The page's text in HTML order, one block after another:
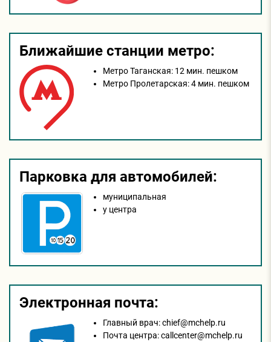
Ближайшие станции метро:
Метро Таганская: 12 мин. пешком
Метро Пролетарская:4 мин. пешком
Парковка для автомобилей:
муниципальная
у центра
Электронная почта:
Главный врач:chief@mchelp.ru
Почта центра:callcenter@mchelp.ru